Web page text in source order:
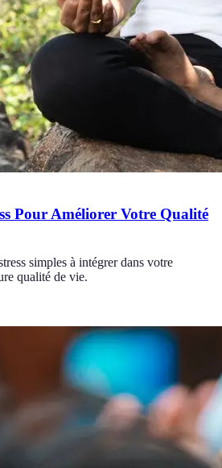
Pour Améliorer Votre Qualité
simples à intégrer dans votre
qualité de vie.